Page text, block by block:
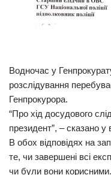
Водночас у
розслідування
Генпрокурора.
“Про хід досудового
президент”, – сказано у
В обох відповідях на
те, чи завершені всі
чи були вони